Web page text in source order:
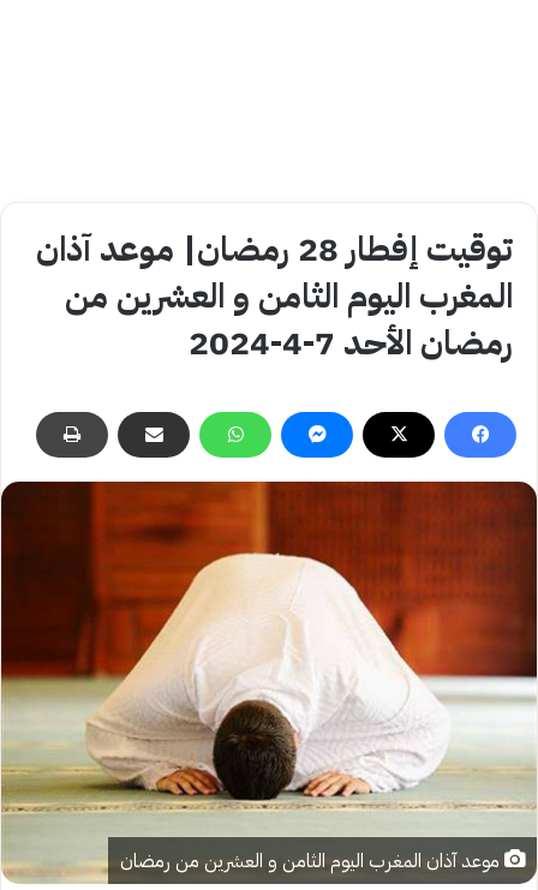
توقيت إفطار 28 رمضان| موعد آذان
المغرب اليوم الثامن و العشرين من
رمضان الأحد 7-4-2024
موعد آذان المغرب اليوم الثامن و العشرين من رمضان